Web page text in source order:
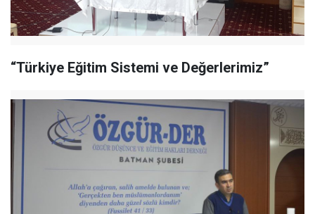
“Türkiye Eğitim Sistemi ve Değerlerimiz”